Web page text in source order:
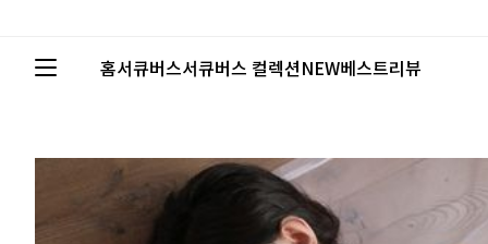
홈서큐버스서큐버스 컬렉션NEW베스트리뷰